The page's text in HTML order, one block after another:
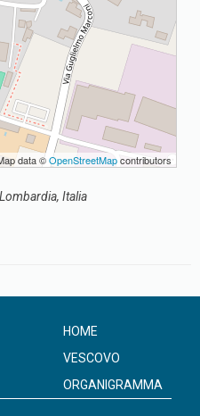
data ©OpenStreetMapcontributors
Italia
HOME
VESCOVO
ORGANIGRAMMA